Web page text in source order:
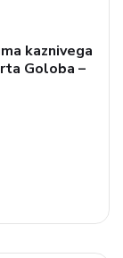
kaznivega
Goloba –